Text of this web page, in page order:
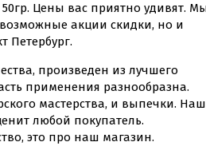
. Цены вас приятно удивят.
акции скидки, но и
Петербург.
произведен из лучшего
применения разнообразна.
мастерства, и выпечки. Наш
любой покупатель.
это про наш магазин.